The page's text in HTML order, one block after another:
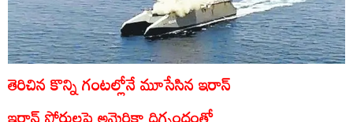
తెరిచిన కొన్ని గంటల్లోనే మూసేసిన ఇరాన్‌